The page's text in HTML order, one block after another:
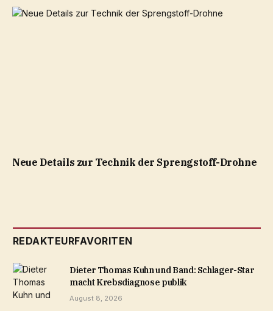
Neue Details zur Technik der Sprengstoff-Drohne
REDAKTEURFAVORITEN
Dieter Thomas Kuhn und Band: Schlager-Star
macht Krebsdiagnose publik
August 8, 2026